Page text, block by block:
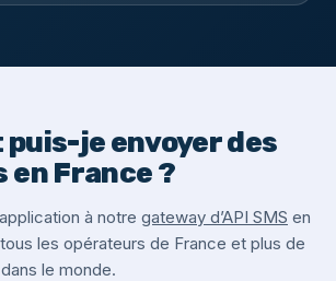
puis-je envoyer des
en France ?
à notre gateway d’API SMS en
les opérateurs de France et plus de
le monde.